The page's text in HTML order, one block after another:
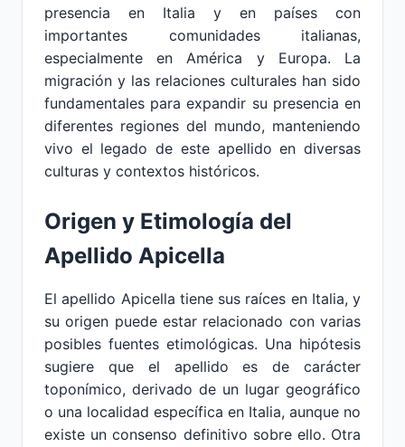
presencia en Italia y en países con
importantes comunidades italianas,
especialmente en América y Europa. La
migración y las relaciones culturales han sido
fundamentales para expandir su presencia en
diferentes regiones del mundo, manteniendo
vivo el legado de este apellido en diversas
culturas y contextos históricos.
Origen y Etimología del
Apellido Apicella
El apellido Apicella tiene sus raíces en Italia, y
su origen puede estar relacionado con varias
posibles fuentes etimológicas. Una hipótesis
sugiere que el apellido es de carácter
toponímico, derivado de un lugar geográfico
o una localidad específica en Italia, aunque no
existe un consenso definitivo sobre ello. Otra